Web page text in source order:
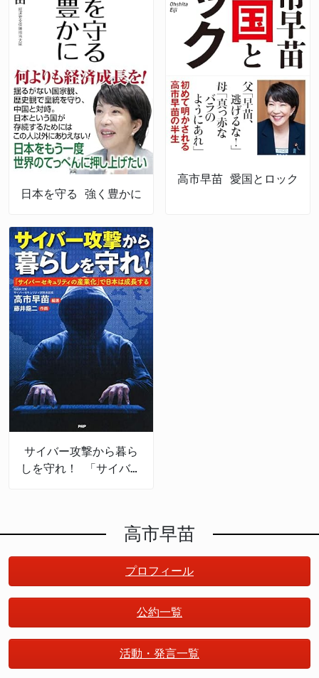
日本を守る 強く豊かに
高市早苗 愛国とロック
サイバー攻撃から暮ら
しを守れ！ 「サイバー
高市早苗
プロフィール
公約一覧
活動・発言一覧